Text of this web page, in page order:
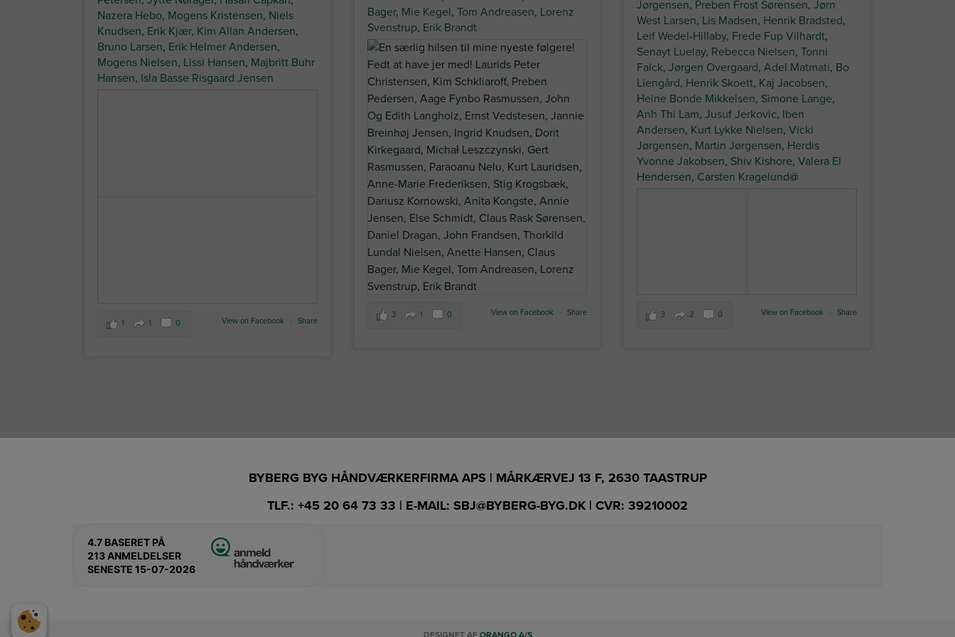
Nazera Hebo, Mogens Kristensen, Niels
Knudsen, Erik Kjær, Kim Allan Andersen,
Bruno Larsen, Erik Helmer Andersen,
Mogens Nielsen, Lissi Hansen, Majbritt Buhr
Hansen, Isla Basse Risgaard Jensen
View on Facebook · Share
1 1 0
Bager, Mie Kegel, Tom Andreasen, Lorenz
Svenstrup, Erik Brandt
View on Facebook · Share
3 1 0
Jørgensen, Preben Frost Sørensen,Jørn
West Larsen, Lis Madsen, Henrik Bradsted,
Leif Wedel-Hillaby, Frede Fup Vilhardt,
Senayt Luelay, Rebecca Nielsen,Tonni
Falck,Jørgen Overgaard,Adel Matmati, Bo
Liengård, Henrik Skoett, Kaj Jacobsen,
Heine Bonde Mikkelsen, Simone Lange,
Anh Thi Lam,Jusuf Jerkovic, Iben
Andersen, Kurt Lykke Nielsen,Vicki
Jørgensen, Martin Jørgensen, Herdis
Yvonne Jakobsen, Shiv Kishore,Valera El
Hendersen, Carsten Kragelund@
View on Facebook · Share
3 2 0
BYBERG BYG HÅNDVÆRKERFIRMA APS | MÅRKÆRVEJ 13 F, 2630 TAASTRUP
TLF.: +45 20 64 73 33 | E-MAIL: SBJ@BYBERG-BYG.DK | CVR: 39210002
4.7 BASERET PÅ
213 ANMELDELSER
SENESTE 15-07-2026
DESIGNET AF ORANGO A/S